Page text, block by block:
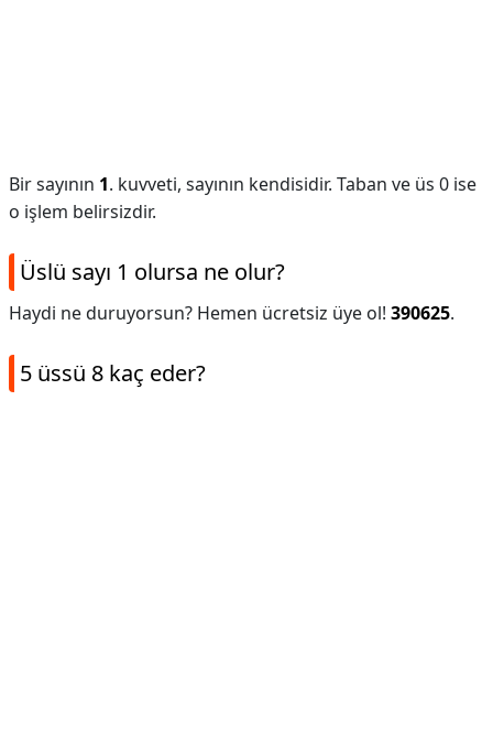
Bir sayının 1. kuvveti, sayının kendisidir. Taban ve üs 0 ise
o işlem belirsizdir.
Üslü sayı 1 olursa ne olur?
Haydi ne duruyorsun? Hemen ücretsiz üye ol! 390625.
5 üssü 8 kaç eder?